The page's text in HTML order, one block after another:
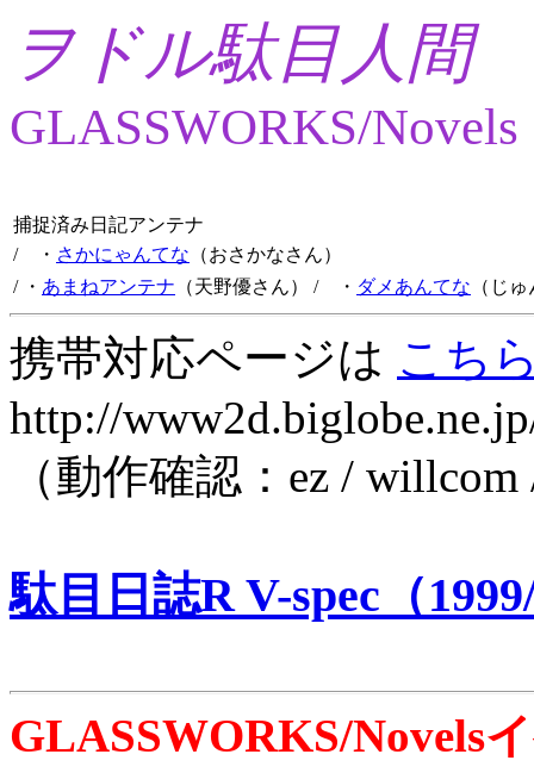
ヲドル駄目人間
GLASSWORKS/Novels
捕捉済み日記アンテナ
/ ・ さかにゃんてな （おさかなさん）
/ ・ あまねアンテナ （天野優さん） / ・ ダメあんてな （じ
携帯対応ページは こち
http://
（動作確認：ez /
駄目日誌R V-spec（
GLASSWORKS/Novels